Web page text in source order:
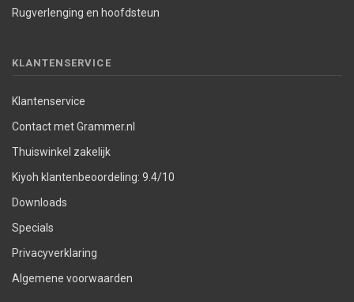
Rugverlenging en hoofdsteun
KLANTENSERVICE
Klantenservice
Contact met Grammer.nl
Thuiswinkel zakelijk
Kiyoh klantenbeoordeling: 9.4/10
Downloads
Specials
Privacyverklaring
Algemene voorwaarden